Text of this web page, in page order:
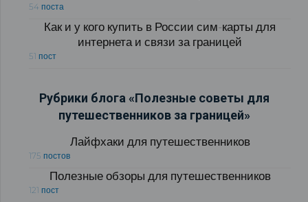
54 поста
Как и у кого купить в России сим-карты для
интернета и связи за границей
51 пост
Рубрики блога «Полезные советы для
путешественников за границей»
Лайфхаки для путешественников
175 постов
Полезные обзоры для путешественников
121 пост